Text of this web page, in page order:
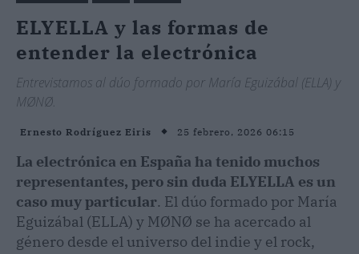
ELYELLA y las formas de
entender la electrónica
Entrevistamos al dúo formado por María Eguizábal (ELLA) y
MØNØ.
Ernesto Rodríguez Eiris 25 febrero, 2026 06:15
La electrónica en España ha tenido muchos
representantes, pero sin duda ELYELLA es un
caso muy particular. El dúo formado por María
Eguizábal (ELLA) y MØNØ se ha acercado al
género desde el universo del indie y el rock,